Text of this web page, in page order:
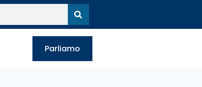
Parliamo